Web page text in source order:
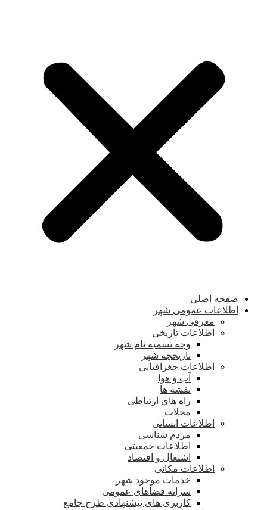
صفحه اصلی
اطلاعات عمومی شهر
معرفی شهر
اطلاعات تاریخی
وجه تسمیه نام شهر
تاریخچه شهر
اطلاعات جغرافیایی
آب و هوا
نقشه ها
راه های ارتباطی
محلات
اطلاعات انسانی
مردم شناسی
اطلاعات جمعیتی
اشتغال و اقتصاد
اطلاعات مکانی
خدمات موجود شهر
سرانه فضاهای عمومی
کاربری های پیشنهادی طرح جامع